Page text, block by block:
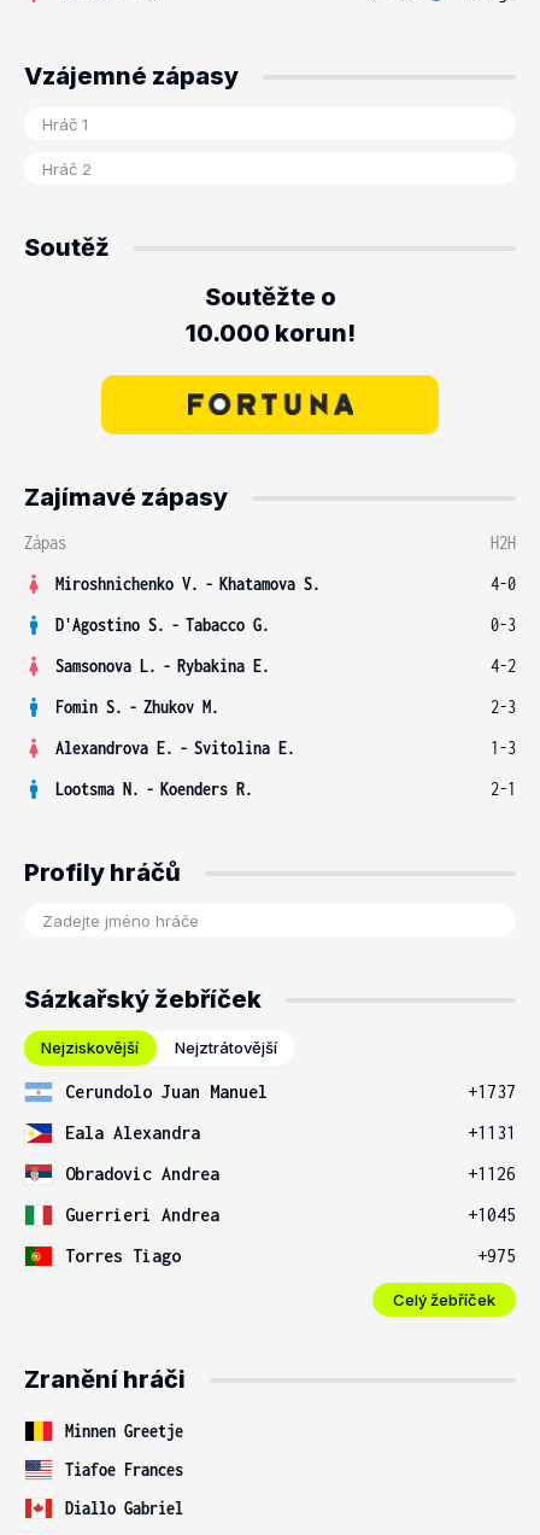
Vzájemné zápasy
Soutěž
Soutěžte o
10.000 korun!
Zajímavé zápasy
Zápas
H2H
Miroshnichenko V. - Khatamova S.
4-0
D'Agostino S. - Tabacco G.
0-3
Samsonova L. - Rybakina E.
4-2
Fomin S. - Zhukov M.
2-3
Alexandrova E. - Svitolina E.
1-3
Lootsma N. - Koenders R. 2-1
Profily hráčů
Sázkařský žebříček
Nejziskovější Nejztrátovější
Cerundolo Juan Manuel
+1737
Eala Alexandra
+1131
Obradovic Andrea
+1126
Guerrieri Andrea
+1045
Torres Tiago
+975
Celý žebříček
Zranění hráči
Minnen Greetje
Tiafoe Frances
Diallo Gabriel